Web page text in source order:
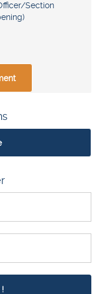
Section